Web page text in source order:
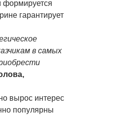
формируется
гарантирует
в самых
вырос интерес
популярны